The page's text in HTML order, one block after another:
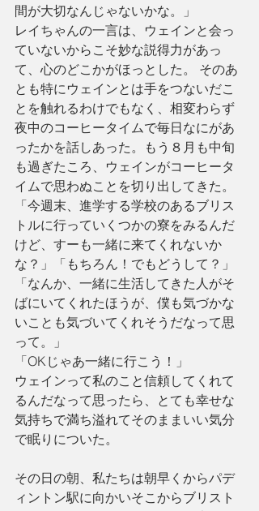
間が大切なんじゃないかな。」
レイちゃんの一言は、ウェインと会っ
ていないからこそ妙な説得力があっ
て、心のどこかがほっとした。 そのあ
とも特にウェインとは手をつないだこ
とを触れるわけでもなく、相変わらず
夜中のコーヒータイムで毎日なにがあ
ったかを話しあった。もう８月も中旬
も過ぎたころ、ウェインがコーヒータ
イムで思わぬことを切り出してきた。
「今週末、進学する学校のあるブリス
トルに行っていくつかの寮をみるんだ
けど、すーも一緒に来てくれないか
な？」「もちろん！でもどうして？」
「なんか、一緒に生活してきた人がそ
ばにいてくれたほうが、僕も気づかな
いことも気づいてくれそうだなって思
って。」
「OKじゃあ一緒に行こう！」
ウェインって私のこと信頼してくれて
るんだなって思ったら、とても幸せな
気持ちで満ち溢れてそのままいい気分
で眠りについた。
その日の朝、私たちは朝早くからパデ
ィントン駅に向かいそこからブリスト